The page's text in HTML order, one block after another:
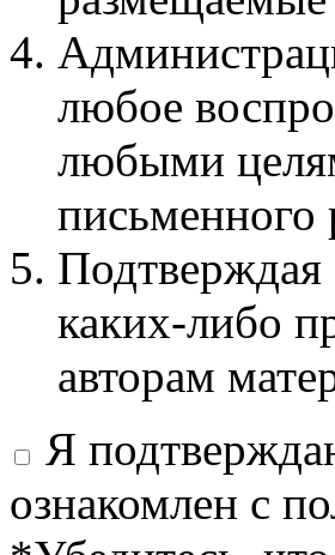
любое
любыми
письменного
Подтверждая
каких-либо
авторам
Я
ознакомлен с